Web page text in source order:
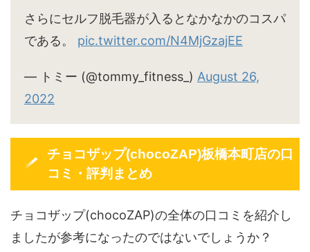
さらにセルフ脱毛器が入るとなかなかのコスパ
である。 pic.twitter.com/N4MjGzajEE
— トミー (@tommy_fitness_) August 26,
2022
チョコザップ(chocoZAP)板橋本町店の口
コミ・評判まとめ
チョコザップ(chocoZAP)の全体の口コミを紹介し
ましたが参考になったのではないでしょうか？